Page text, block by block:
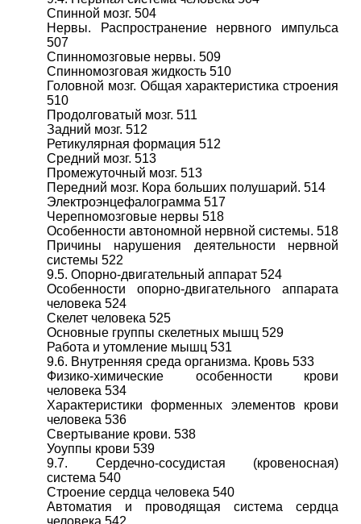
Спинной мозг. 504
Нервы. Распространение нервного импульса
507
Спинномозговые нервы. 509
Спинномозговая жидкость 510
Головной мозг. Общая характеристика строения
510
Продолговатый мозг. 511
Задний мозг. 512
Ретикулярная формация 512
Средний мозг. 513
Промежуточный мозг. 513
Передний мозг. Кора больших полушарий. 514
Электроэнцефалограмма 517
Черепномозговые нервы 518
Особенности автономной нервной системы. 518
Причины нарушения деятельности нервной
системы 522
9.5. Опорно-двигательный аппарат 524
Особенности опорно-двигательного аппарата
человека 524
Скелет человека 525
Основные группы скелетных мышц 529
Работа и утомление мышц 531
9.6. Внутренняя среда организма. Кровь 533
Физико-химические особенности крови
человека 534
Характеристики форменных элементов крови
человека 536
Свертывание крови. 538
Уоуппы крови 539
9.7. Сердечно-сосудистая (кровеносная)
система 540
Строение сердца человека 540
Автоматия и проводящая система сердца
человека 542